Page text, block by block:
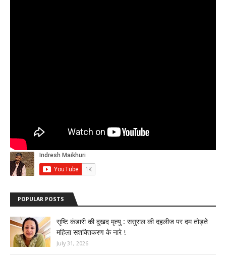
POPULAR POSTS
सृष्टि कंडारी की दुखद मृत्यु : ससुराल की दहलीज पर दम तोड़ते
महिला सशक्तिकरण के नारे !
July 31, 2026